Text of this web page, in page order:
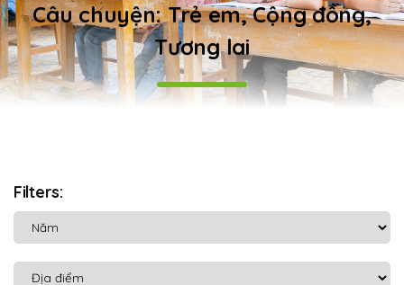
Câu chuyện: Trẻ em, Cộng đồng,
Tương lai
Filters: